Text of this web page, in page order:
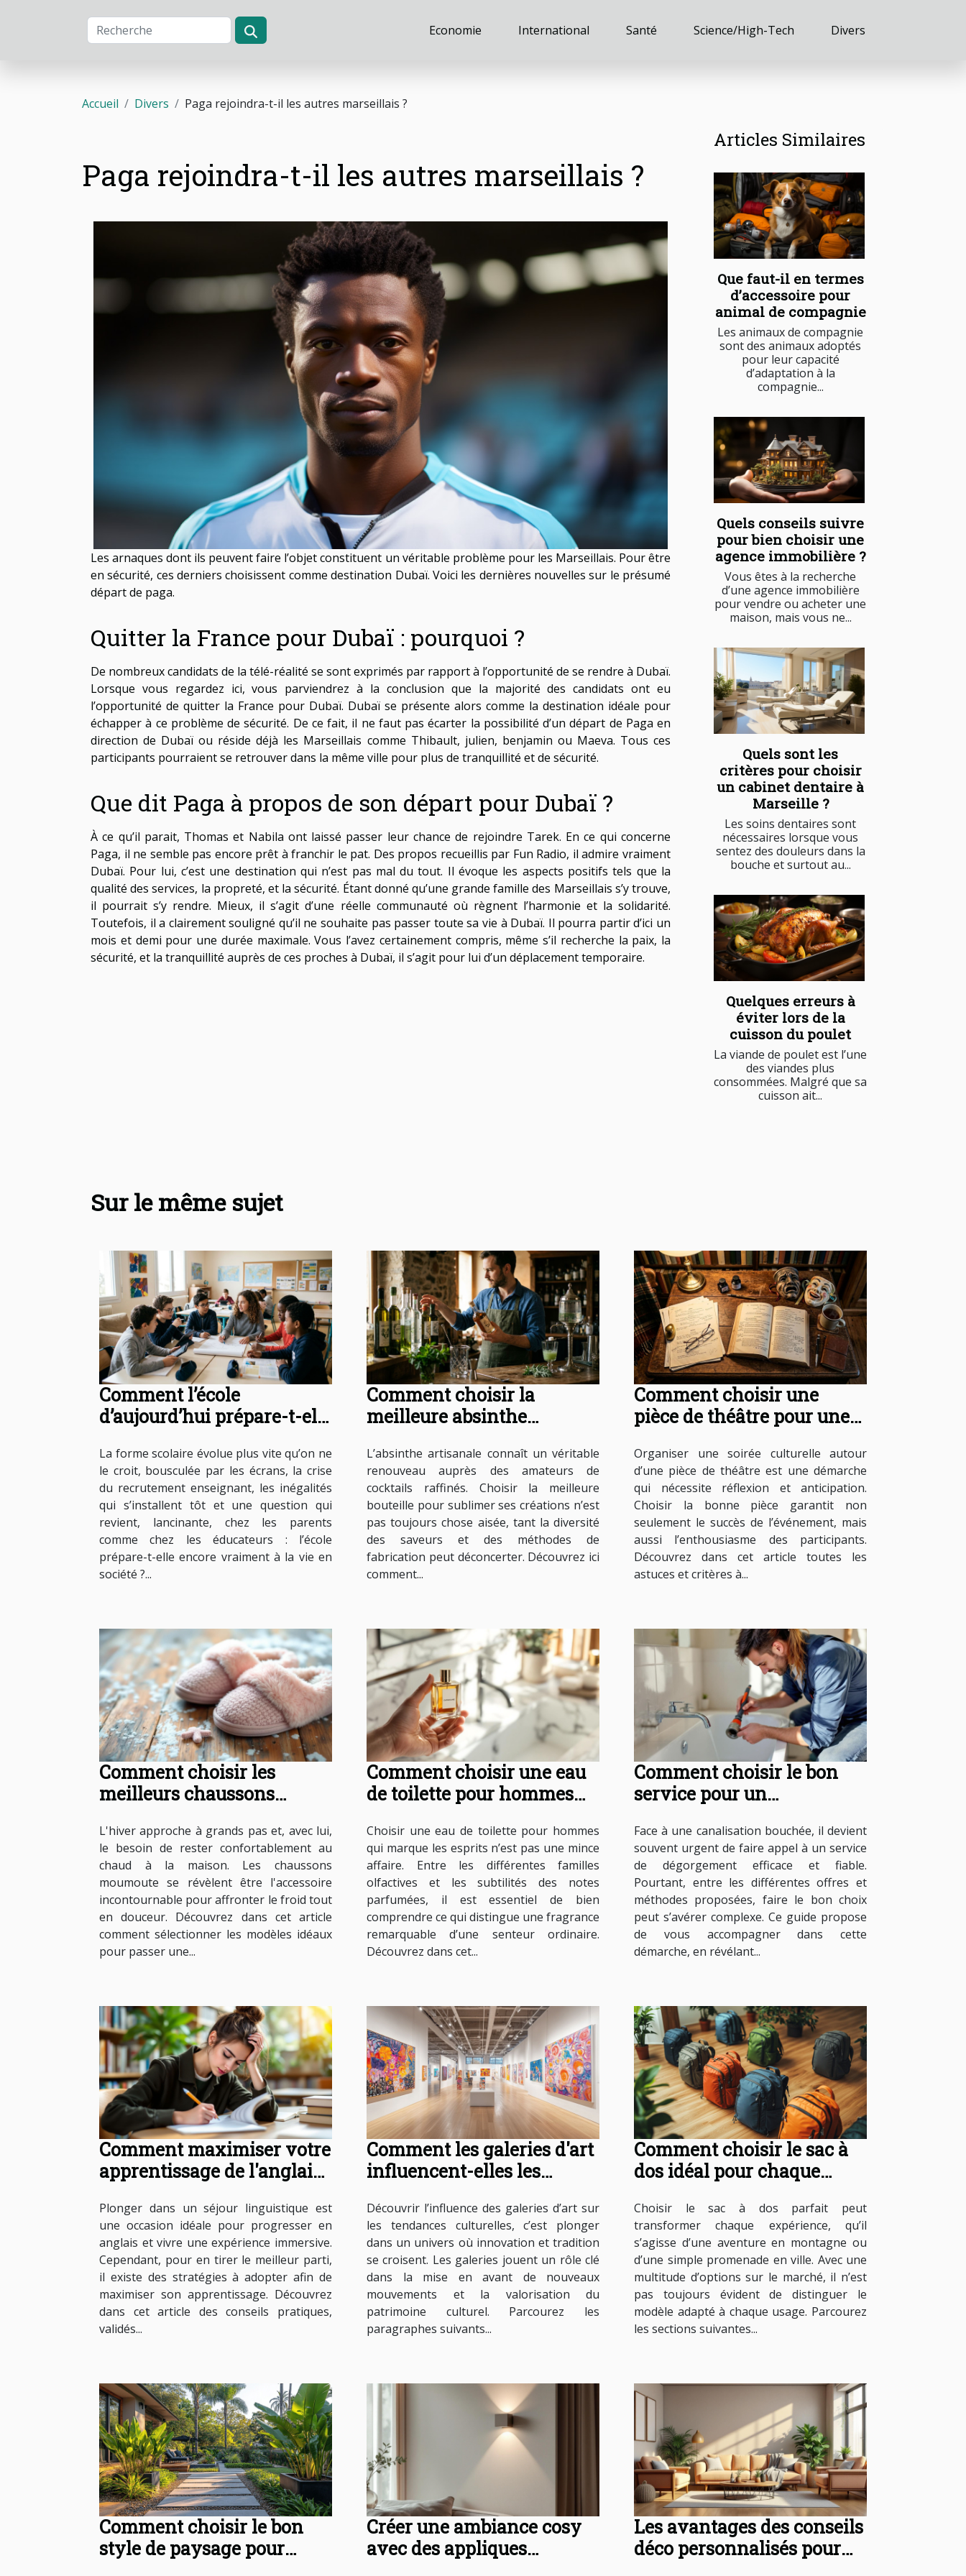
Economie International Santé Science/High-Tech Divers
Accueil Divers Paga rejoindra-t-il les autres marseillais ?
Paga rejoindra-t-il les autres marseillais ?
Les arnaques dont ils peuvent faire l’objet constituent un véritable problème pour les Marseillais. Pour être
en sécurité, ces derniers choisissent comme destination Dubaï. Voici les dernières nouvelles sur le présumé
départ de paga.
Quitter la France pour Dubaï : pourquoi ?
De nombreux candidats de la télé-réalité se sont exprimés par rapport à l’opportunité de se rendre à Dubaï.
Lorsque vous regardez ici, vous parviendrez à la conclusion que la majorité des candidats ont eu
l’opportunité de quitter la France pour Dubaï. Dubaï se présente alors comme la destination idéale pour
échapper à ce problème de sécurité. De ce fait, il ne faut pas écarter la possibilité d’un départ de Paga en
direction de Dubaï ou réside déjà les Marseillais comme Thibault, julien, benjamin ou Maeva. Tous ces
participants pourraient se retrouver dans la même ville pour plus de tranquillité et de sécurité.
Que dit Paga à propos de son départ pour Dubaï ?
À ce qu’il parait, Thomas et Nabila ont laissé passer leur chance de rejoindre Tarek. En ce qui concerne
Paga, il ne semble pas encore prêt à franchir le pat. Des propos recueillis par Fun Radio, il admire vraiment
Dubaï. Pour lui, c’est une destination qui n’est pas mal du tout. Il évoque les aspects positifs tels que la
qualité des services, la propreté, et la sécurité. Étant donné qu’une grande famille des Marseillais s’y trouve,
il pourrait s’y rendre. Mieux, il s’agit d’une réelle communauté où règnent l’harmonie et la solidarité.
Toutefois, il a clairement souligné qu’il ne souhaite pas passer toute sa vie à Dubaï. Il pourra partir d’ici un
mois et demi pour une durée maximale. Vous l’avez certainement compris, même s’il recherche la paix, la
sécurité, et la tranquillité auprès de ces proches à Dubaï, il s’agit pour lui d’un déplacement temporaire.
Articles Similaires
Que faut-il en termes
d’accessoire pour
animal de compagnie
Les animaux de compagnie
sont des animaux adoptés
pour leur capacité
d’adaptation à la
compagnie...
Quels conseils suivre
pour bien choisir une
agence immobilière ?
Vous êtes à la recherche
d’une agence immobilière
pour vendre ou acheter une
maison, mais vous ne...
Quels sont les
critères pour choisir
un cabinet dentaire à
Marseille ?
Les soins dentaires sont
nécessaires lorsque vous
sentez des douleurs dans la
bouche et surtout au...
Quelques erreurs à
éviter lors de la
cuisson du poulet
La viande de poulet est l’une
des viandes plus
consommées. Malgré que sa
cuisson ait...
Sur le même sujet
Comment l’école
d’aujourd’hui prépare-t-elle
La forme scolaire évolue plus vite qu’on ne
le croit, bousculée par les écrans, la crise
du recrutement enseignant, les inégalités
qui s’installent tôt et une question qui
revient, lancinante, chez les parents
comme chez les éducateurs : l’école
prépare-t-elle encore vraiment à la vie en
société ?...
Comment choisir la
meilleure absinthe
cocktails ?
L’absinthe artisanale connaît un véritable
renouveau auprès des amateurs de
cocktails raffinés. Choisir la meilleure
bouteille pour sublimer ses créations n’est
pas toujours chose aisée, tant la diversité
des saveurs et des méthodes de
fabrication peut déconcerter. Découvrez ici
comment...
Comment choisir une
pièce de théâtre pour une
Organiser une soirée culturelle autour
d’une pièce de théâtre est une démarche
qui nécessite réflexion et anticipation.
Choisir la bonne pièce garantit non
seulement le succès de l’événement, mais
aussi l’enthousiasme des participants.
Découvrez dans cet article toutes les
astuces et critères à...
Comment choisir les
meilleurs chaussons
L'hiver approche à grands pas et, avec lui,
le besoin de rester confortablement au
chaud à la maison. Les chaussons
moumoute se révèlent être l'accessoire
incontournable pour affronter le froid tout
en douceur. Découvrez dans cet article
comment sélectionner les modèles idéaux
pour passer une...
Comment choisir une eau
de toilette pour hommes
Choisir une eau de toilette pour hommes
qui marque les esprits n’est pas une mince
affaire. Entre les différentes familles
olfactives et les subtilités des notes
parfumées, il est essentiel de bien
comprendre ce qui distingue une fragrance
remarquable d’une senteur ordinaire.
Découvrez dans cet...
Comment choisir le bon
service pour un
canalisations ?
Face à une canalisation bouchée, il devient
souvent urgent de faire appel à un service
de dégorgement efficace et fiable.
Pourtant, entre les différentes offres et
méthodes proposées, faire le bon choix
peut s’avérer complexe. Ce guide propose
de vous accompagner dans cette
démarche, en révélant...
Comment maximiser votre
apprentissage de l'anglais
Plonger dans un séjour linguistique est
une occasion idéale pour progresser en
anglais et vivre une expérience immersive.
Cependant, pour en tirer le meilleur parti,
il existe des stratégies à adopter afin de
maximiser son apprentissage. Découvrez
dans cet article des conseils pratiques,
validés...
Comment les galeries d'art
influencent-elles les
Découvrir l’influence des galeries d’art sur
les tendances culturelles, c’est plonger
dans un univers où innovation et tradition
se croisent. Les galeries jouent un rôle clé
dans la mise en avant de nouveaux
mouvements et la valorisation du
patrimoine culturel. Parcourez les
paragraphes suivants...
Comment choisir le sac à
dos idéal pour chaque
Choisir le sac à dos parfait peut
transformer chaque expérience, qu’il
s’agisse d’une aventure en montagne ou
d’une simple promenade en ville. Avec une
multitude d’options sur le marché, il n’est
pas toujours évident de distinguer le
modèle adapté à chaque usage. Parcourez
les sections suivantes...
Comment choisir le bon
style de paysage pour
Créer une ambiance cosy
avec des appliques
Les avantages des conseils
déco personnalisés pour